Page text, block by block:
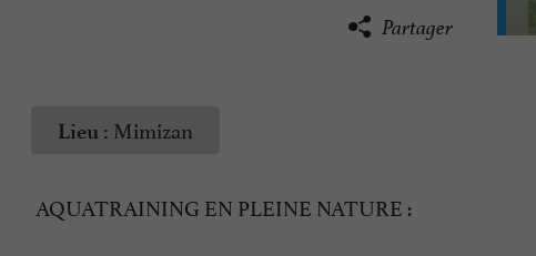
Partager
Lieu : Mimizan
AQUATRAINING EN PLEINE NATURE :